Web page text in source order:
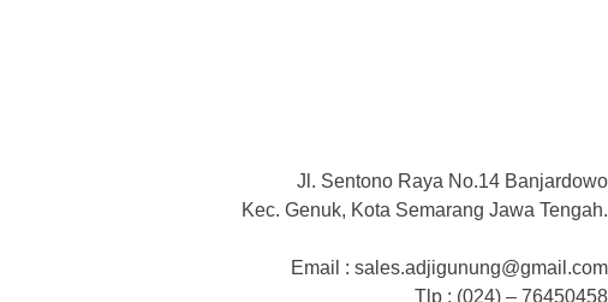
Jl. Sentono Raya No.14 Banjardowo
Kec. Genuk, Kota Semarang Jawa Tengah.
Email : sales.adjigunung@gmail.com
Tlp : (024) – 76450458